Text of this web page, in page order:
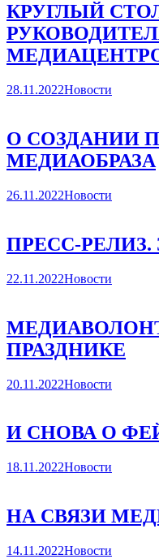
КРУГЛЫЙ
28.11.2022Новости
О СОЗДАНИИ
МЕДИАОБРАЗА
26.11.2022Новости
ПРЕСС-
22.11.2022Новости
ПРАЗДНИКЕ
20.11.2022Новости
И СНОВА О
18.11.2022Новости
НА СВЯЗИ
14.11.2022Новости